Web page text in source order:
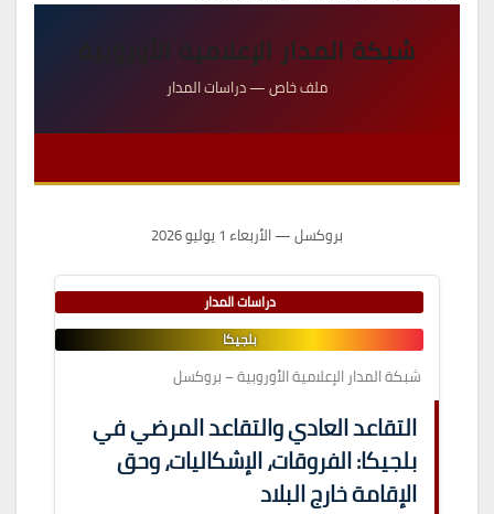
شبكة المدار الإعلامية الأوروبية
ملف خاص — دراسات المدار
بروكسل — الأربعاء 1 يوليو 2026
دراسات المدار
بلجيكا
شبكة المدار الإعلامية الأوروبية – بروكسل
التقاعد العادي والتقاعد المرضي في
بلجيكا: الفروقات، الإشكاليات، وحق
الإقامة خارج البلاد